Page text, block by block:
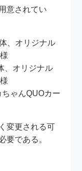
意されてい
、オリジナル
、オリジナル
ゃんQUOカー
変更される可
要である。